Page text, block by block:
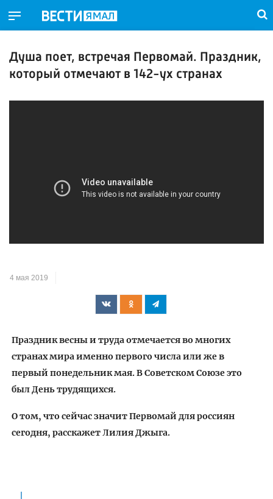
Душа поет, встречая Первомай. Праздник,
который отмечают в 142-ух странах
4 мая 2019
Праздник весны и труда отмечается во многих
странах мира именно первого числа или же в
первый понедельник мая. В Советском Союзе это
был День трудящихся.
О том, что сейчас значит Первомай для россиян
сегодня, расскажет Лилия Джыга.